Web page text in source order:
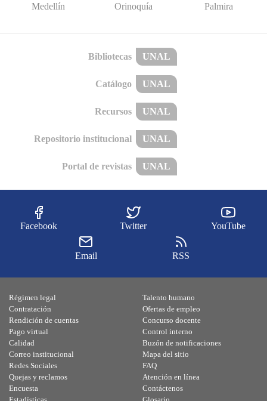
Medellín Orinoquía Palmira
Bibliotecas UNAL
Catálogo UNAL
Recursos UNAL
Repositorio institucional UNAL
Portal de revistas UNAL
Facebook Twitter YouTube
Email RSS
Régimen legal
Contratación
Rendición de cuentas
Pago virtual
Calidad
Talento humano
Ofertas de empleo
Concurso docente
Control interno
Buzón de notificaciones
Correo institucional
Redes Sociales
Quejas y reclamos
Encuesta
Mapa del sitio
FAQ
Atención en línea
Contáctenos